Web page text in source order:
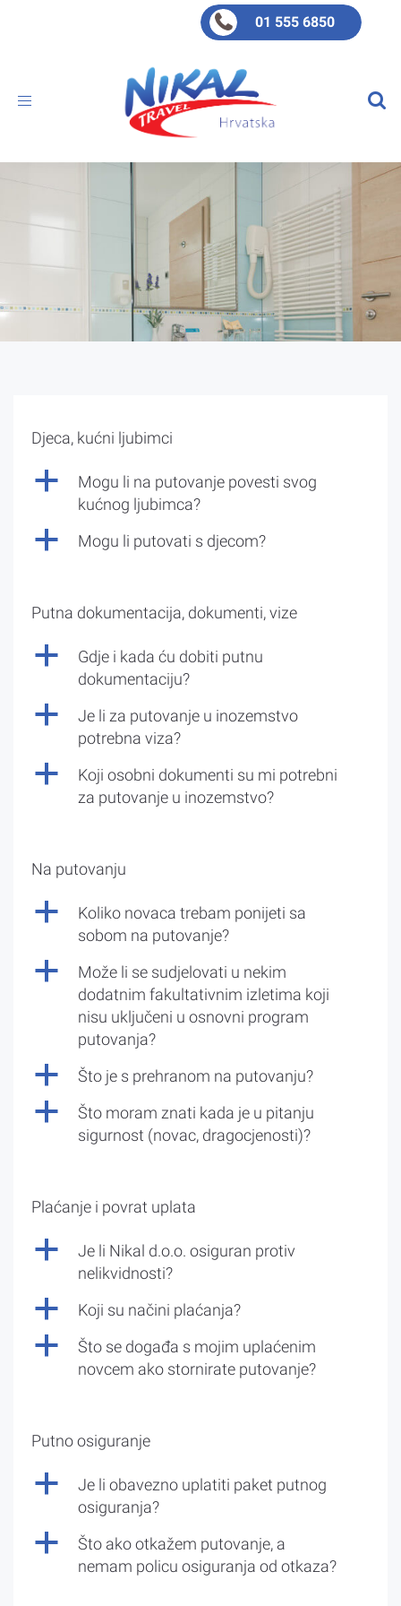
01 555 6850
Toggle
Djeca, kućni ljubimci
a
Mogu li na putovanje povesti svog
kućnog ljubimca?
a Mogu li putovati s djecom?
Putna dokumentacija, dokumenti, vize
a
Gdje i kada ću dobiti putnu
dokumentaciju?
a
Je li za putovanje u inozemstvo
potrebna viza?
a
Koji osobni dokumenti su mi potrebni
za putovanje u inozemstvo?
Na putovanju
a
Koliko novaca trebam ponijeti sa
sobom na putovanje?
a
Može li se sudjelovati u nekim
dodatnim fakultativnim izletima koji
nisu uključeni u osnovni program
putovanja?
a Što je s prehranom na putovanju?
a
Što moram znati kada je u pitanju
sigurnost (novac, dragocjenosti)?
Plaćanje i povrat uplata
a
Je li Nikal d.o.o. osiguran protiv
nelikvidnosti?
a Koji su načini plaćanja?
a
Što se događa s mojim uplaćenim
novcem ako stornirate putovanje?
Putno osiguranje
a
Je li obavezno uplatiti paket putnog
osiguranja?
a
Što ako otkažem putovanje, a
nemam policu osiguranja od otkaza?